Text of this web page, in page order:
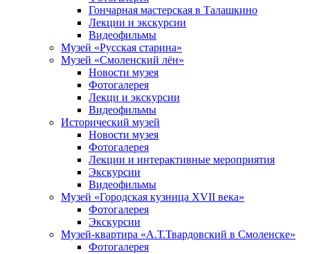
Гончарная мастерская в Талашкино
Лекции и экскурсии
Видеофильмы
Музей «Русская старина»
Музей «Смоленский лён»
Новости музея
Фотогалерея
Лекци и экскурсии
Видеофильмы
Исторический музей
Новости музея
Фотогалерея
Лекции и интерактивные мероприятия
Экскурсии
Видеофильмы
Музей «Городская кузница XVII века»
Фотогалерея
Экскурсии
Музей-квартира «А.Т.Твардовский в Смоленске»
Фотогалерея